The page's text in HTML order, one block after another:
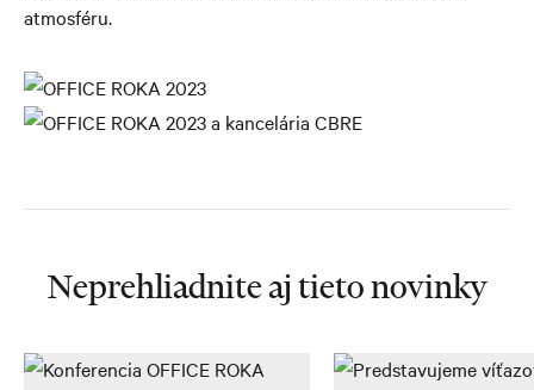
atmosféru.
Neprehliadnite aj tieto novinky